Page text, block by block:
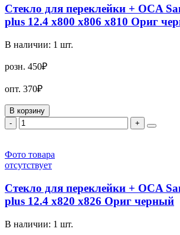
Стекло для переклейки + OCA
plus 12.4 x800 x806 x810 Ориг
В наличии: 1 шт.
розн. 450₽
опт. 370₽
В корзину
-
+
Фото товара
отсутствует
Стекло для переклейки + OCA
plus 12.4 x820 x826 Ориг черный
В наличии: 1 шт.